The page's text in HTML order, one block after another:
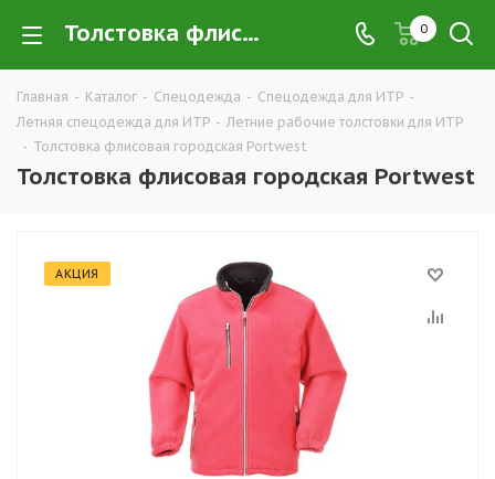
Толстовка флисовая городская Portwest купить в Екатеринбурге оптом и в розницу — интернет-магазин летней рабочей одежды для ИТР и руководящего состава компании ТД УРАЛСИЗ 0
Главная - Каталог - Спецодежда - Спецодежда для ИТР -
Летняя спецодежда для ИТР - Летние рабочие толстовки для ИТР
- Толстовка флисовая городская Portwest
Толстовка флисовая городская Portwest
АКЦИЯ